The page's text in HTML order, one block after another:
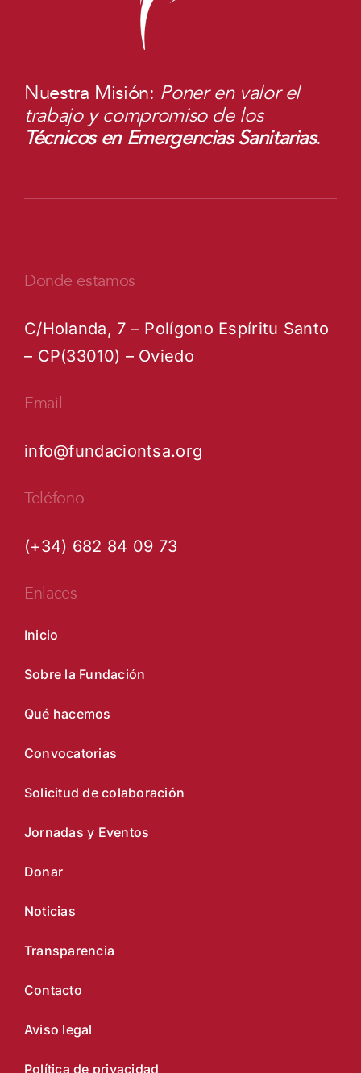
Nuestra Misión: Poner en valor el
trabajo y compromiso de los
Técnicos en Emergencias Sanitarias.
Donde estamos
C/Holanda, 7 – Polígono Espíritu Santo
– CP(33010) – Oviedo
Email
info@fundaciontsa.org
Teléfono
(+34) 682 84 09 73
Enlaces
Inicio
Sobre la Fundación
Qué hacemos
Convocatorias
Solicitud de colaboración
Jornadas y Eventos
Donar
Noticias
Transparencia
Contacto
Aviso legal
Política de privacidad